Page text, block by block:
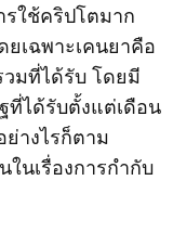
ใช้คริปโตมาก
เฉพาะเคนยาคือ
มที่ได้รับ โดยมี
ที่ได้รับตั้งแต่เดือน
างไรก็ตาม
ในเรื่องการกำกับ